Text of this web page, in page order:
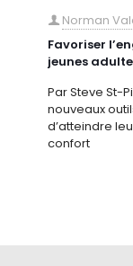
Norman
Favoriser
jeunes
Par Steve St-
nouveaux
d’atteindre
confort